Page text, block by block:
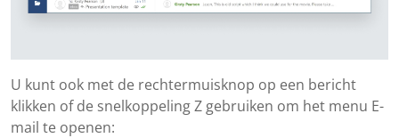
U kunt ook met de rechtermuisknop op een bericht
klikken of de snelkoppeling Z gebruiken om het menu E-
mail te openen: